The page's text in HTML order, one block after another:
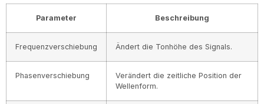
Parameter Beschreibung
Frequenzverschiebung Ändert die Tonhöhe des Signals.
Phasenverschiebung
Verändert die zeitliche Position der
Wellenform.